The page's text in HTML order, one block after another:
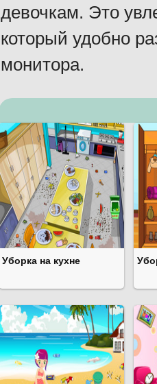
девочкам. Это
который удобно
монитора.
Уборка на кухне